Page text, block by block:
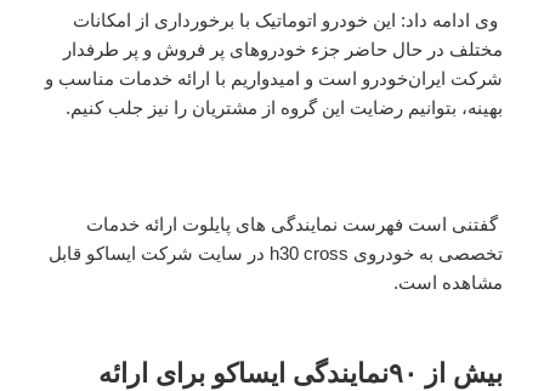
وی ادامه داد: این خودرو اتوماتیک با برخورداری از امکانات
مختلف در حال حاضر جزء خودروهای پر فروش و پر طرفدار
شرکت ایران‌خودرو است و امیدواریم با ارائه خدمات مناسب و
بهینه، بتوانیم رضایت این گروه از مشتریان را نیز جلب کنیم.
گفتنی است فهرست نمایندگی های پایلوت ارائه خدمات
تخصصی به خودروی h30 cross در سایت شرکت ایساکو قابل
مشاهده است.
بیش از ۹۰نمایندگی ایساکو برای ارائه